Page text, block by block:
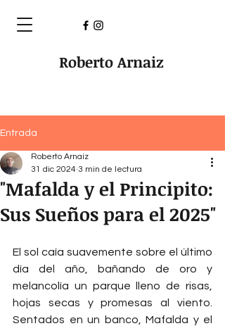
Roberto Arnaiz
Entrada
"Mafalda y el Principito:
Sus Sueños para el 2025"
Roberto Arnaiz
31 dic 2024 3 min de lectura
El sol caía suavemente sobre el último
día del año, bañando de oro y
melancolía un parque lleno de risas,
hojas secas y promesas al viento.
Sentados en un banco, Mafalda y el